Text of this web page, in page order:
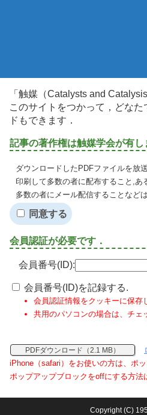
「触媒（Catalysts and
このサイトをつかって，どな
ドもできます．
記事の著作権は触媒学会が有し
ダウンロードしたPDFファイルを放
印刷して多数の者に配布すること,あ
多数の者にメール配信することなど
同意する
会員認証が必要です．
会員番号(ID):
会員番号(ID)を記録する.
会員認証情報をクッキーに保存
共用のパソコンの場合は、チェ
PDFダウンロード（2.1 MB）
iPhone（safari）をお使いの方は、ポ
ポップアップブロックをoffにする方法
Copyright (C)